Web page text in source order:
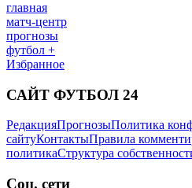
главная
матч-центр
прогнозы
футбол +
Избранное
САЙТ ФУТБОЛ 24
РедакцияПрогнозыПолитика
сайтуКонтактыПравила
политикаСтруктура
Соц. сети